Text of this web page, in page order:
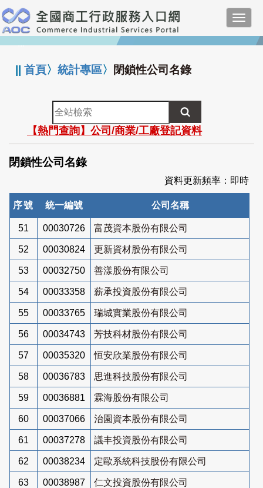
跳
到
主
要
:::
||首頁〉統計專區〉 閉鎖性公司名錄
全
站
檢
索
【熱門查詢】公司/商業/工廠登記資料
閉鎖性公司名錄
資料更新頻率：即時
序號 統一編號 公司名稱
51 00030726 富茂資本股份有限公司
52 00030824 更新資材股份有限公司
53 00032750 善漾股份有限公司
54 00033358 薪承投資股份有限公司
55 00033765 瑞城實業股份有限公司
56 00034743 芳技科材股份有限公司
57 00035320 恒安欣業股份有限公司
58 00036783 思進科技股份有限公司
59 00036881 霖海股份有限公司
60 00037066 治園資本股份有限公司
61 00037278 議丰投資股份有限公司
62 00038234 定歐系統科技股份有限公司
63 00038987 仁文投資股份有限公司